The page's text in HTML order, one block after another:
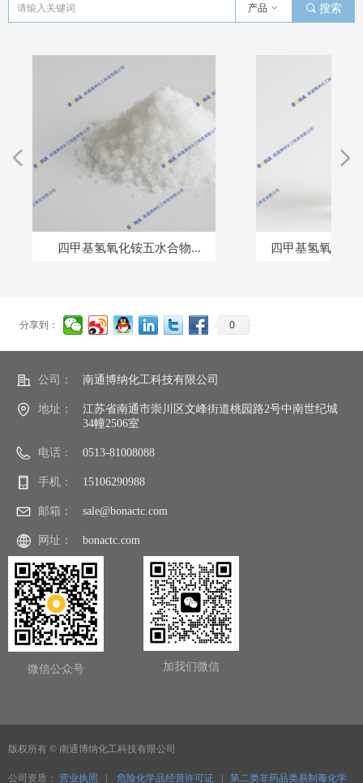
分享到： 0
四甲基氢氧化铵五水合物
四甲基氢氧化铵
넳 넲
끠 搜索
产品 ꀁ
公司： 南通博纳化工科技有限公司
地址：
江苏省南通市崇川区文峰街道桃园路2号中南世纪城
34幢2506室
电话： 0513-81008088
手机： 15106290988
邮箱： sale@bonactc.com
网址： bonactc.com
微信公众号 加我们微信
版权所有 © 南通博纳化工科技有限公司
公司资质： 营业执照 危险化学品经营许可证
第二类非药品类易制毒化学